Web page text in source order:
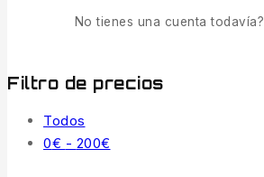
Venta
Filtro de precios
Todos
0€ - 200€
No tienes una cuenta todavía?